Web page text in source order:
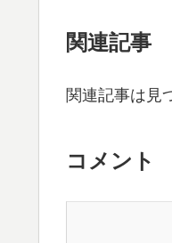
関連記事
関連記事は見
コメント